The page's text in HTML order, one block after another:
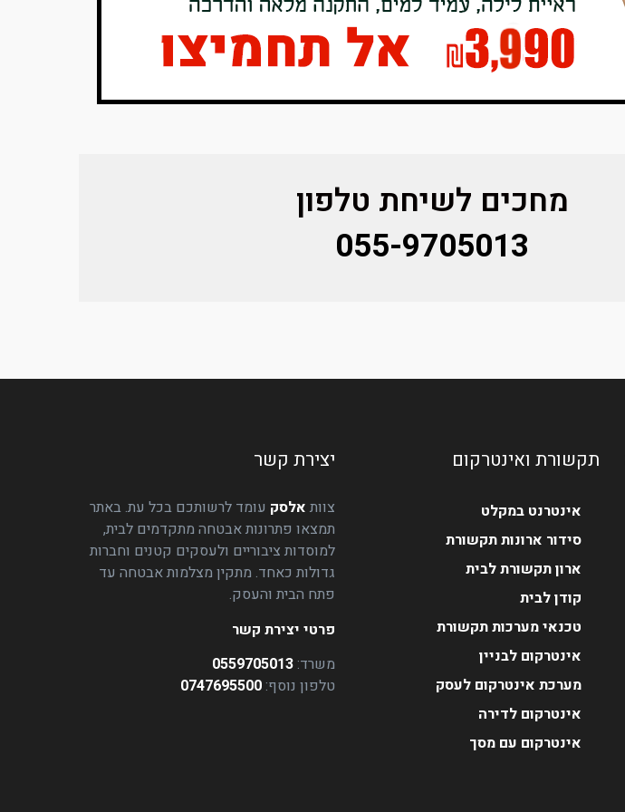
מחכים לשיחת טלפון
055-9705013
תקשורת ואינטרקום
אינטרנט במקלט
סידור ארונות תקשורת
ארון תקשורת לבית
קודן לבית
טכנאי מערכות תקשורת
אינטרקום לבניין
מערכת אינטרקום לעסק
אינטרקום לדירה
אינטרקום עם מסך
יצירת קשר
צוות אלסק עומד לרשותכם בכל עת. באתר
תמצאו פתרונות אבטחה מתקדמים לבית,
למוסדות ציבוריים ולעסקים קטנים וחברות
גדולות כאחד. מתקין מצלמות אבטחה עד
פתח הבית והעסק.
פרטי יצירת קשר
משרד:0559705013
טלפון נוסף:0747695500